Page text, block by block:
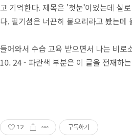
고 기억한다. 제목은 '첫눈'이었는데 실
다. 필기셤은 너끈히 붙으리라고 봤는데
들어와서 수습 교육 받으면서 나는 비
10. 24 - 파란색 부분은 이 글을 전재하
12 구독하기